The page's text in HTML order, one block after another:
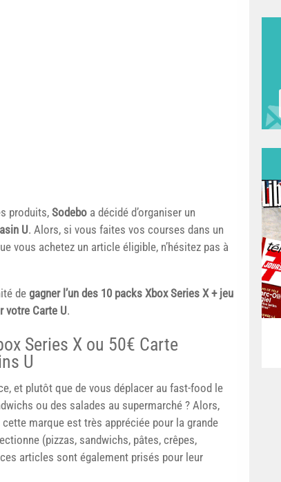
produits, Sodebo a décidé d’organiser un
U. Alors, si vous faites vos courses dans un
vous achetez un article éligible, n’hésitez pas à
de gagner l’un des 10 packs Xbox Series X + jeu
votre Carte U.
Series X ou 50€ Carte
U
et plutôt que de vous déplacer au fast-food le
ou des salades au supermarché ? Alors,
cette marque est très appréciée pour la grande
(pizzas, sandwichs, pâtes, crêpes,
articles sont également prisés pour leur